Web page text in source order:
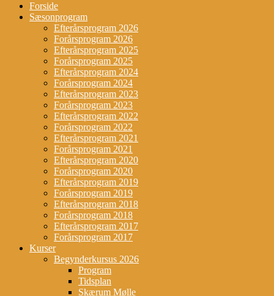
Forside
Sæsonprogram
Efterårsprogram 2026
Forårsprogram 2026
Efterårsprogram 2025
Forårsprogram 2025
Efterårsprogram 2024
Forårsprogram 2024
Efterårsprogram 2023
Forårsprogram 2023
Efterårsprogram 2022
Forårsprogram 2022
Efterårsprogram 2021
Forårsprogram 2021
Efterårsprogram 2020
Forårsprogram 2020
Efterårsprogram 2019
Forårsprogram 2019
Efterårsprogram 2018
Forårsprogram 2018
Efterårsprogram 2017
Forårsprogram 2017
Kurser
Begynderkursus 2026
Program
Tidsplan
Skærum Mølle